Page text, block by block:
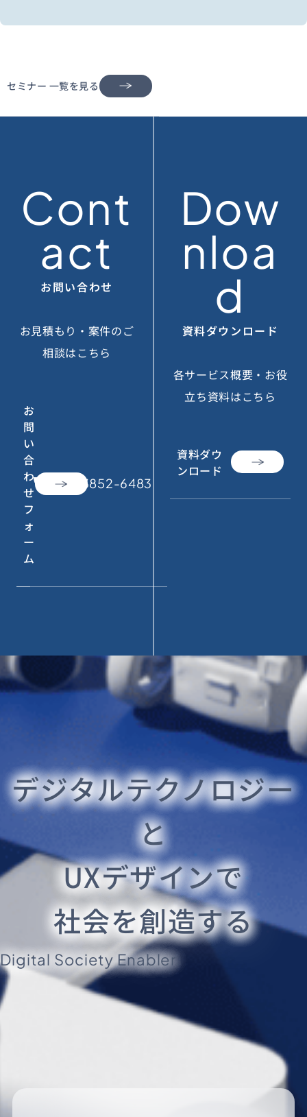
セミナー 一覧を見る
Cont
act
お問い合わせ
お見積もり・案件のご
相談はこちら
お
問
い
合
わ
せ
フ
ォ
ー
ム
call 050-3852-6483
Dow
nloa
d
資料ダウンロード
各サービス概要・お役
立ち資料はこちら
資料ダウ
ンロード
デジタルテクノロジー
と
UXデザインで
社会を創造する
Digital Society Enabler.